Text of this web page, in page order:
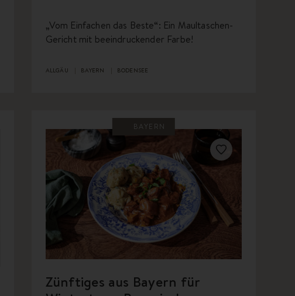
„Vom Einfachen das Beste“: Ein Maultaschen-
Gericht mit beeindruckender Farbe!
ALLGÄU BAYERN BODENSEE
BAYERN
Zünftiges aus Bayern für